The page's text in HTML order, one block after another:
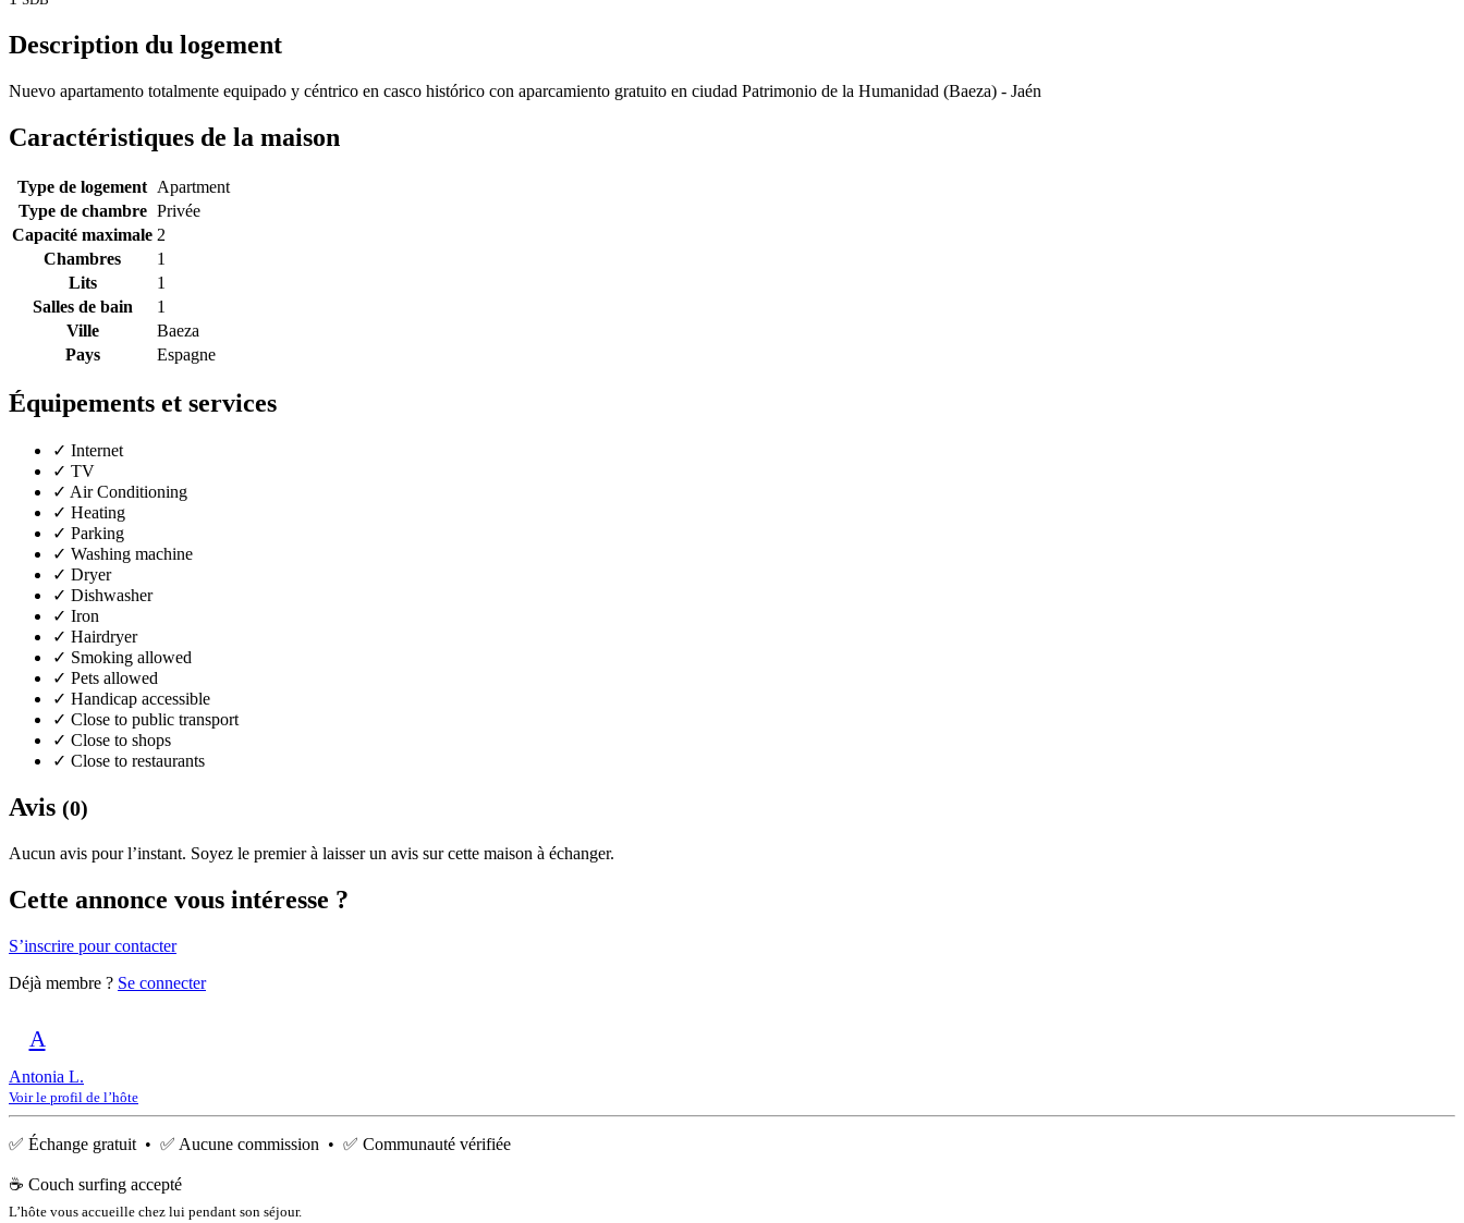
Description du logement
Nuevo apartamento totalmente equipado y céntrico en casco histórico con aparcamiento gratuito en ciudad Patrimonio de la Humanidad (Baeza) - Jaén
Caractéristiques de la maison
Type de logement Apartment
Type de chambre Privée
Capacité maximale 2
Chambres
1
Lits
1
Salles de bain
1
Ville
Baeza
Pays
Espagne
Équipements et services
✓ Internet
✓ TV
✓ Air Conditioning
✓ Heating
✓ Parking
✓ Washing machine
✓ Dryer
✓ Dishwasher
✓ Iron
✓ Hairdryer
✓ Smoking allowed
✓ Pets allowed
✓ Handicap accessible
✓ Close to public transport
✓ Close to shops
✓ Close to restaurants
Avis (0)
Aucun avis pour l’instant. Soyez le premier à laisser un avis sur cette maison à échanger.
Cette annonce vous intéresse ?
S’inscrire pour contacter
Déjà membre ? Se connecter
A
Antonia L.
Voir le profil de l’hôte
✅ Échange gratuit • ✅ Aucune commission • ✅ Communauté vérifiée
☕ Couch surfing accepté
L’hôte vous accueille chez lui pendant son séjour.